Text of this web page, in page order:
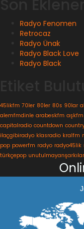
Radyo Fenomen
Retrocaz
Radyo Ünak
Radyo Black Love
Radyo Black
45likfm 70ler 80ler 80s 90lar
alemfmdinle arabeskfm aşkfm
capitalradio countdown
ilaçgibiradyo klasradio kralfm
pop powerfm radyo radyo45lik
türkçepop unutulmayanşarkılar